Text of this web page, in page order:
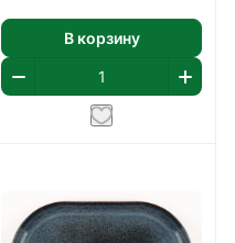
В корзину